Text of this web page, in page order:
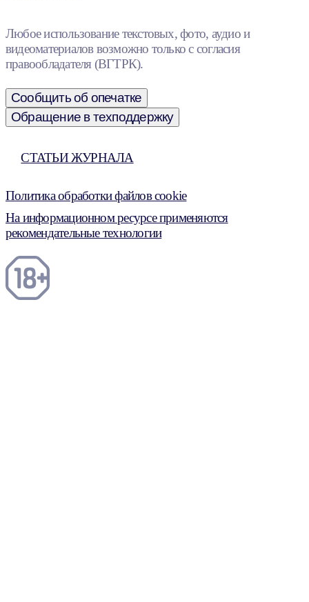
Любое использование текстовых, фото, аудио и
видеоматериалов возможно только с согласия
правообладателя (ВГТРК).
Сообщить об опечатке
Обращение в техподдержку
СТАТЬИ ЖУРНАЛА
Политика обработки файлов cookie
На информационном ресурсе применяются
рекомендательные технологии